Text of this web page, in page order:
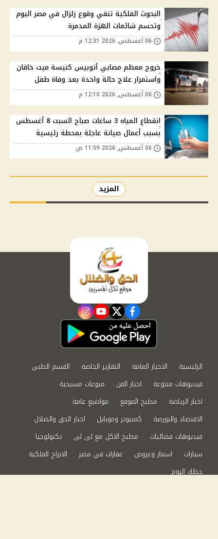
البحوث الفلكية تنفي وقوع زلزال في مصر اليوم
وتحسم شائعات الهزة المدمرة
خروج معظم مصابي أتوبيس كنيسة ميت خاقان
واستمرار علاج حالة واحدة بعد وفاة طفل
انقطاع المياه 3 ساعات صباح السبت 8 أغسطس
بسبب أعمال صيانة عاجلة بمحطة رئيسية
المزيد
facebook
twitter
youtube
instagram
الرئيسية الاخبار العامة التقارير الخاصة
القسم الطبي
فيديوهات متنوعة
اخبار الفن
منوعات مسيحية
اخبار الرياضة
مطبخ الموقع
مواضيع عامة
الاقتصاد والبورصة
كمبيوتر وموبايل
اخبار الحق والضلال
فيديوهات فضائيات
مطبخ الاكل مع لى لى
تكنولوجيا
سيارات
اسعار وعروض عقارات في مصر
الابراج الفلكية
حظك اليوم